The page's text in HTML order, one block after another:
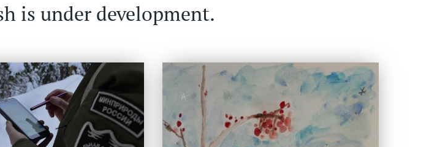
is under development.